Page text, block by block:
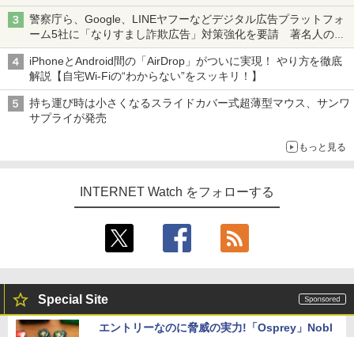
ち・ざ・ろーど！その14】【空いた時間でなにしてる？】
警察庁ら、Google、LINEヤフーなどデジタル広告プラットフォ
ーム5社に「なりすまし詐欺広告」対策強化を要請 著名人の写
真や映像を使った投資詐欺などへの対策として
iPhoneとAndroid間の「AirDrop」がついに実現！ やり方を徹底
解説【自宅Wi-Fiの“わからない”をスッキリ！】
持ち運び時は小さくなるスライドカバー式超薄型マウス、サンワ
サプライが発売
もっと見る
INTERNET Watch をフォローする
Special Site
エントリーなのに脅威の実力!「Osprey」Nobl